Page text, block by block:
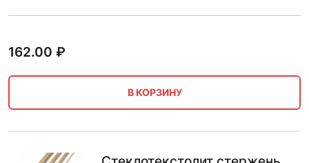
162.00 ₽
В КОРЗИНУ